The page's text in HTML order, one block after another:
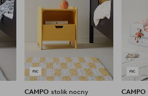
CAMPO stolik nocny
CAMPO